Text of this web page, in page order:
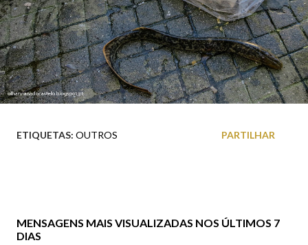
ETIQUETAS: OUTROS PARTILHAR
MENSAGENS MAIS VISUALIZADAS NOS ÚLTIMOS 7
DIAS